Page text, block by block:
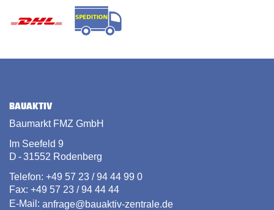
BAUAKTIV
Baumarkt FMZ GmbH
Im Seefeld 9
D - 31552 Rodenberg
Telefon: +49 57 23 / 94 44 99 0
Fax: +49 57 23 / 94 44 44
E-Mail: anfrage@bauaktiv-zentrale.de